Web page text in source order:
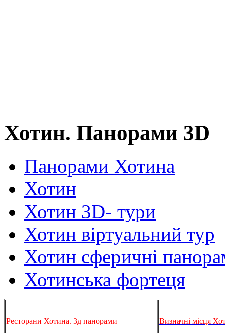
Хотин. Панорами 3D
Панорами Хотина
Хотин
Хотин 3D- тури
Хотин віртуальний тур
Хотин сферичні
Хотинська фортеця
Ресторани Хотина. 3д панорами Визначні місця